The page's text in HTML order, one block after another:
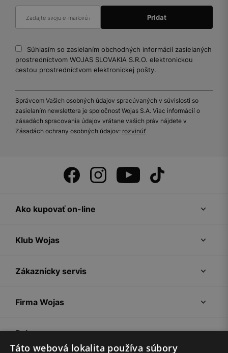
Súhlasím so zasielaním obchodných informácií zasielaných
prostredníctvom WOJAS SLOVAKIA S.R.O. elektronickou
cestou prostredníctvom elektronickej pošty.
Správcom Vašich osobných údajov spracúvaných v súvislosti so
zasielaním newslettera je spoločnosť Wojas S.A. Viac informácií o
zásadách spracovania údajov vrátane vašich práv nájdete v
Zásadách ochrany osobných údajov: rozvinúť
Ako kupovať on-line
Klub Wojas
Zákaznícky servis
Firma Wojas
Pokyny
Táto webová lokalita používa súbory